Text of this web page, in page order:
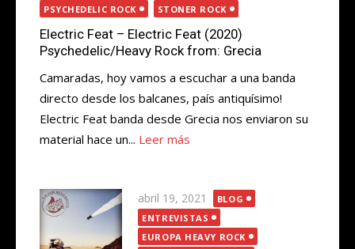
PSYCHEDELIC ROCK
STONER ROCK
Electric Feat – Electric Feat (2020)
Psychedelic/Heavy Rock from: Grecia
Camaradas, hoy vamos a escuchar a una banda
directo desde los balcanes, país antiquísimo!
Electric Feat banda desde Grecia nos enviaron su
material hace un... Leer más
Publicada
el
abril 19, 2021
BLOG
ENTREVISTAS
EUROPA HEAVY ROCK